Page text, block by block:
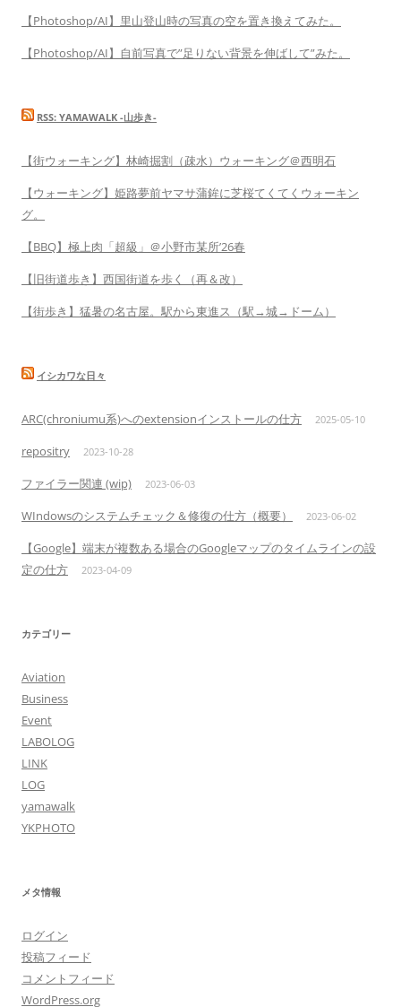
【Photoshop/AI】里山登山時の写真の空を置き換えてみた。
【Photoshop/AI】自前写真で”足りない背景を伸ばして”みた。
RSS: YAMAWALK -山歩き-
【街ウォーキング】林崎掘割（疎水）ウォーキング＠西明石
【ウォーキング】姫路夢前ヤマサ蒲鉾に芝桜てくてくウォーキン
グ。
【BBQ】極上肉「超級」＠小野市某所’26春
【旧街道歩き】西国街道を歩く（再＆改）
【街歩き】猛暑の名古屋。駅から東進ス（駅→城→ドーム）
イシカワな日々
ARC(chroniumu系)へのextensionインストールの仕方 2025-05-10
repositry 2023-10-28
ファイラー関連 (wip) 2023-06-03
WIndowsのシステムチェック＆修復の仕方（概要） 2023-06-02
【Google】端末が複数ある場合のGoogleマップのタイムラインの設
定の仕方
2023-04-09
カテゴリー
Aviation
Business
Event
LABOLOG
LINK
LOG
yamawalk
YKPHOTO
メタ情報
ログイン
投稿フィード
コメントフィード
WordPress.org